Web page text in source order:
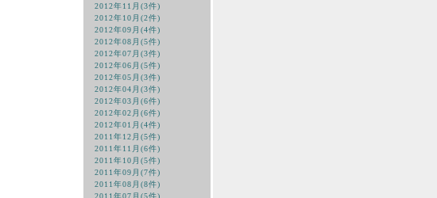
2012年11月(3件)
2012年10月(2件)
2012年09月(4件)
2012年08月(5件)
2012年07月(3件)
2012年06月(5件)
2012年05月(3件)
2012年04月(3件)
2012年03月(6件)
2012年02月(6件)
2012年01月(4件)
2011年12月(5件)
2011年11月(6件)
2011年10月(5件)
2011年09月(7件)
2011年08月(8件)
2011年07月(5件)